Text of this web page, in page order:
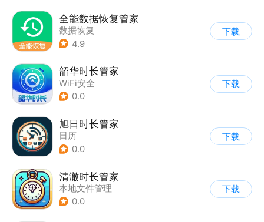
全能数据恢复管家
数据恢复
4.9
下载
韶华时长管家
WiFi安全
0.0
下载
旭日时长管家
日历
0.0
下载
清澈时长管家
本地文件管理
0.0
下载